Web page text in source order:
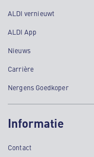
ALDI vernieuwt
ALDI App
Nieuws
Carrière
Nergens Goedkoper
Informatie
Contact